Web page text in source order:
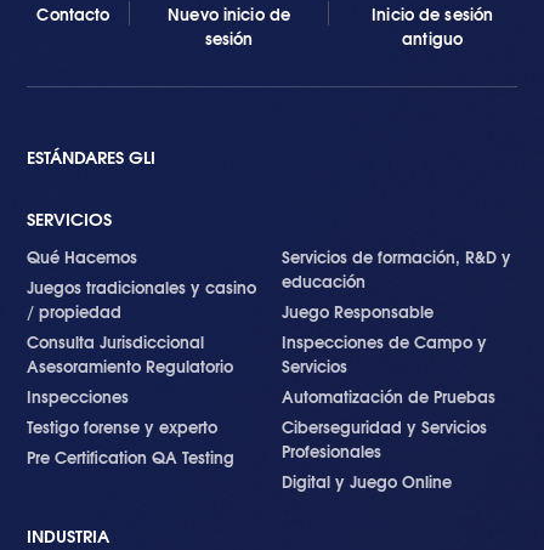
Contacto
Nuevo inicio de
sesión
Inicio de sesión
antiguo
ESTÁNDARES GLI
SERVICIOS
Qué Hacemos
Juegos tradicionales y casino
/ propiedad
Consulta Jurisdiccional
Asesoramiento Regulatorio
Inspecciones
Testigo forense y experto
Pre Certification QA Testing
Servicios de formación, R&D y
educación
Juego Responsable
Inspecciones de Campo y
Servicios
Automatización de Pruebas
Ciberseguridad y Servicios
Profesionales
Digital y Juego Online
INDUSTRIA